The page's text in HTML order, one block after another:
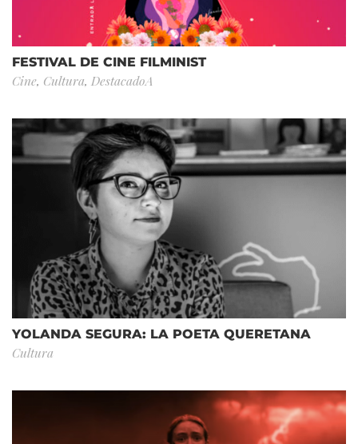
FESTIVAL DE CINE FILMINIST
Cine, Cultura, DestacadoA
YOLANDA SEGURA: LA POETA QUERETANA
Cultura